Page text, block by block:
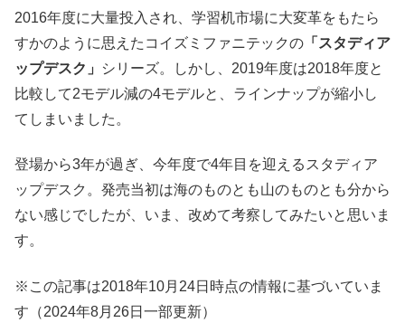
2016年度に大量投入され、学習机市場に大変革をもたら
すかのように思えたコイズミファニテックの 「スタディア
ップデスク」
シリーズ。しかし、2019年度は2018年度と
比較して2モデル減の4モデルと、ラインナップが縮小し
てしまいました。
登場から3年が過ぎ、今年度で4年目を迎えるスタディア
ップデスク。発売当初は海のものとも山のものとも分から
ない感じでしたが、いま、改めて考察してみたいと思いま
す。
※この記事は2018年10月24日時点の情報に基づいていま
す（2024年8月26日一部更新）